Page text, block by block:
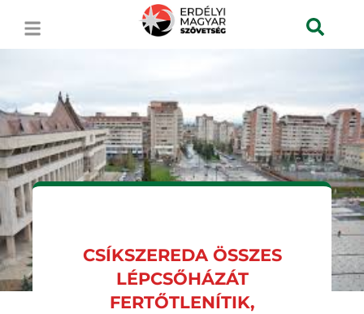
CSÍKSZEREDA ÖSSZES
LÉPCSŐHÁZÁT
FERTŐTLENÍTIK,